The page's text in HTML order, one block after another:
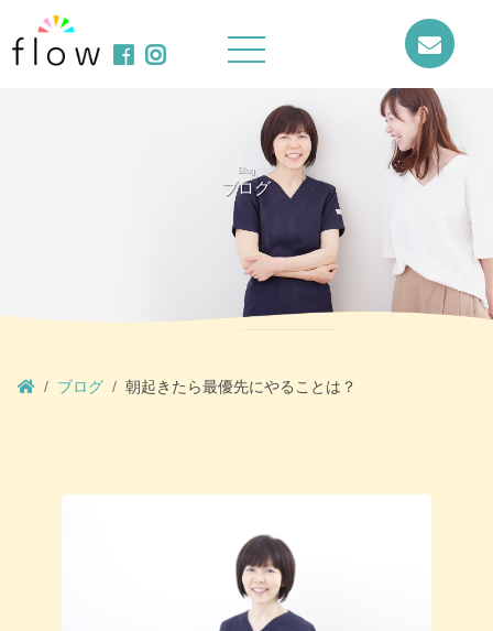
Blog
ブログ
ブログ 朝起きたら最優先にやることは？